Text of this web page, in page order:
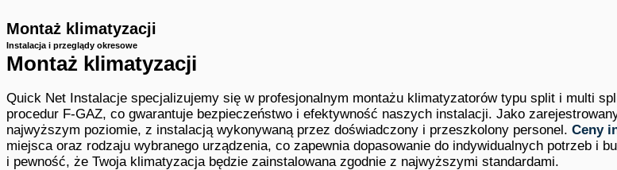
Montaż klimatyzacji
Instalacja i przeglądy okresowe
Montaż klimatyzacji
Quick Net Instalacje specjalizujemy się w profesjonalnym montażu klimatyzatorów typu split i multi
procedur F-GAZ, co gwarantuje bezpieczeństwo i efektywność naszych instalacji. Jako
najwyższym poziomie, z instalacją wykonywaną przez doświadczony i przeszkolony personel. Ceny
miejsca oraz rodzaju wybranego urządzenia, co zapewnia dopasowanie do indywidualnych potrzeb i
i pewność, że Twoja klimatyzacja będzie zainstalowana zgodnie z najwyższymi standardami.